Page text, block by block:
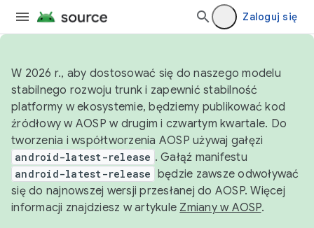
Zaloguj się
W 2026 r., aby dostosować się do naszego modelu
stabilnego rozwoju trunk i zapewnić stabilność
platformy w ekosystemie, będziemy publikować kod
źródłowy w AOSP w drugim i czwartym kwartale. Do
tworzenia i współtworzenia AOSP używaj gałęzi
android-latest-release . Gałąź manifestu
android-latest-release będzie zawsze odwoływać
się do najnowszej wersji przesłanej do AOSP. Więcej
informacji znajdziesz w artykule Zmiany w AOSP.